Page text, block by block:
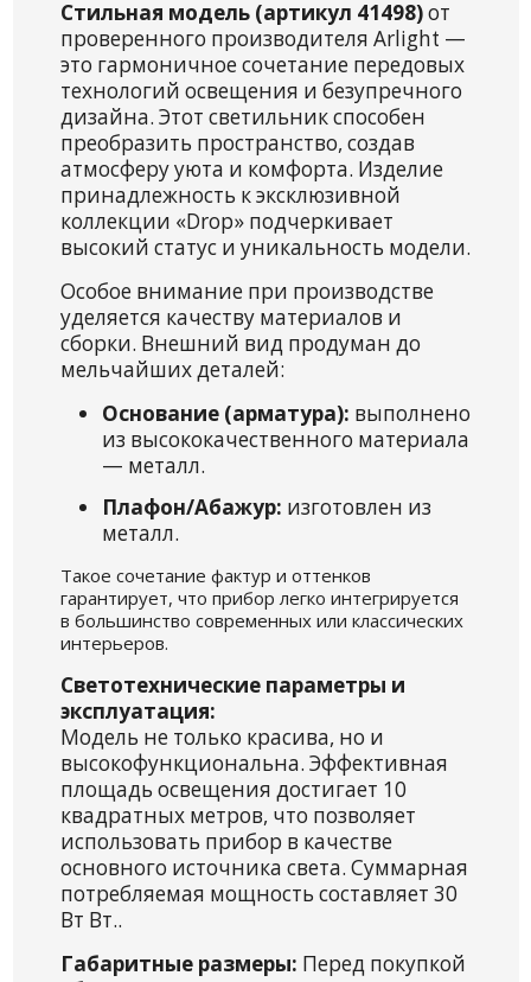
Стильная модель (артикул 41498)от
проверенного производителя Arlight —
это гармоничное сочетание передовых
технологий освещения и безупречного
дизайна. Этот светильник способен
преобразить пространство, создав
атмосферу уюта и комфорта. Изделие
принадлежность к эксклюзивной
коллекции «Drop» подчеркивает
высокий статус и уникальность модели.
Особое внимание при производстве
уделяется качеству материалов и
сборки. Внешний вид продуман до
мельчайших деталей:
Основание (арматура): выполнено
из высококачественного материала
— металл.
Плафон/Абажур: изготовлен из
металл.
Такое сочетание фактур и оттенков
гарантирует, что прибор легко интегрируется
в большинство современных или классических
интерьеров.
Светотехнические параметры и
эксплуатация:
Модель не только красива, но и
высокофункциональна. Эффективная
площадь освещения достигает 10
квадратных метров, что позволяет
использовать прибор в качестве
основного источника света. Суммарная
потребляемая мощность составляет 30
Вт Вт..
Габаритные размеры: Перед покупкой